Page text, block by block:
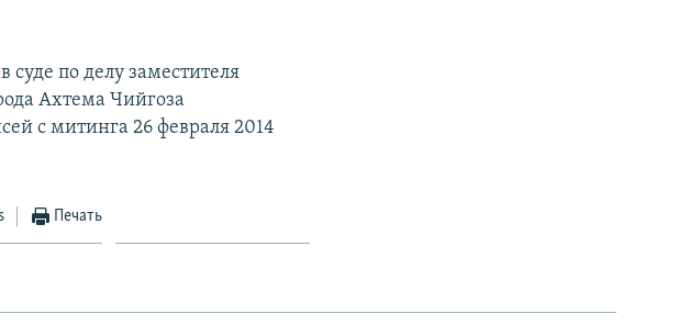
суде по делу заместителя
Ахтема Чийгоза
с митинга 26 февраля 2014
Печать